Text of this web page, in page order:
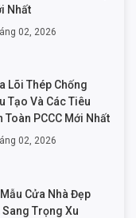
Nhất
02, 2026
Lõi Thép Chống
Tạo Và Các Tiêu
Toàn PCCC Mới Nhất
02, 2026
Cửa Nhà Đẹp
Sang Trọng Xu